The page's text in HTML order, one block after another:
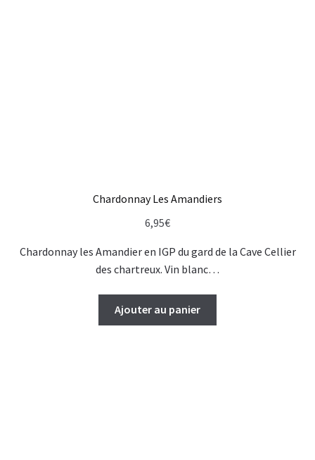
Chardonnay Les Amandiers
6,95€
Chardonnay les Amandier en IGP du gard de la Cave Cellier
des chartreux. Vin blanc…
Ajouter au panier